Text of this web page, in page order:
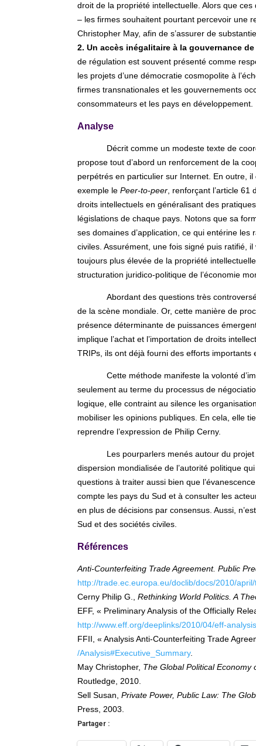
droit de la propriété intellectuelle. Alors que ces
– les firmes souhaitent pourtant percevoir une
Christopher May, afin de s’assurer de
2. Un accès inégalitaire à la gouvernance
de régulation est souvent présenté comme
les projets d’une démocratie cosmopolite à
firmes transnationales et les gouvernements
consommateurs et les pays en développement.
Analyse
Décrit comme un modeste texte de
propose tout d’abord un renforcement de la
perpétrés en particulier sur Internet. En outre,
exemple le Peer-to-peer , renforçant l’article
droits intellectuels en généralisant des
législations de chaque pays. Notons que sa
ses domaines d’application, ce qui entérine
civiles. Assurément, une fois signé puis ratifié,
toujours plus élevée de la propriété
structuration juridico-politique de l’économie
Abordant des questions très
de la scène mondiale. Or, cette manière de
présence déterminante de puissances
implique l’achat et l’importation de droits
TRIPs, ils ont déjà fourni des efforts importants
Cette méthode manifeste la volonté
seulement au terme du processus de
logique, elle contraint au silence les
mobiliser les opinions publiques. En cela, elle
reprendre l’expression de Philip Cerny.
Les pourparlers menés autour du projet
dispersion mondialisée de l’autorité politique
questions à traiter aussi bien que
compte les pays du Sud et à consulter les
en plus de décisions par consensus. Aussi,
Sud et des sociétés civiles.
Références
Anti-Counterfeiting Trade Agreement. Public
http://trade.ec.europa.eu/doclib/docs/2010/
Cerny Philip G., Rethinking World Politics. A
EFF, « Preliminary Analysis of the Officially
http://www.eff.org/deeplinks/2010/04/eff-
FFII, « Analysis Anti-Counterfeiting Trade
/Analysis#Executive_Summary.
May Christopher, The Global Political
Routledge, 2010.
Sell Susan, Private Power, Public Law: The
Press, 2003.
Partager :